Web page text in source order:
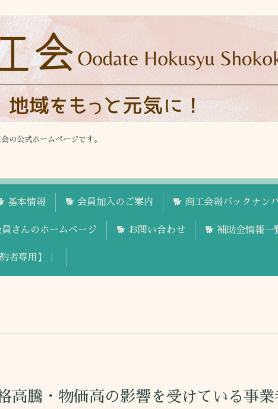
の公式ホームページです。
基本情報 🐕 会員加入のご案内 🐕 商工会報バックナン
員さんのホームページ 🐕 お問い合わせ 🐕 補助金情報一
者専用】｜
高騰・物価高の影響を受けている事